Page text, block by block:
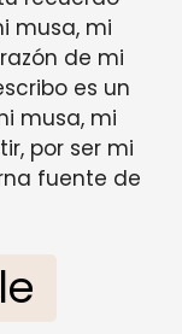
musa, mi
de mi
es un
musa, mi
por ser mi
fuente de